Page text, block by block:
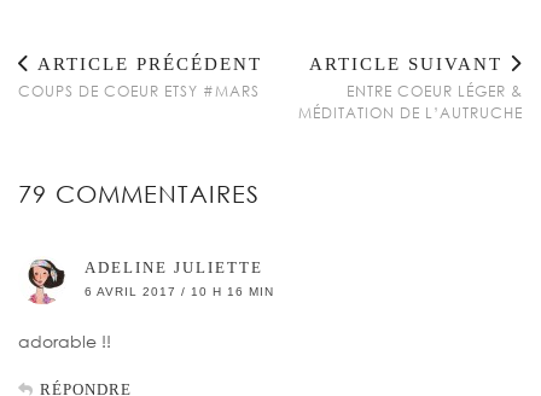
ARTICLE PRÉCÉDENT
COUPS DE COEUR ETSY #MARS
ARTICLE SUIVANT
ENTRE COEUR LÉGER &
MÉDITATION DE L’AUTRUCHE
79 COMMENTAIRES
ADELINE JULIETTE
6 AVRIL 2017 / 10 H 16 MIN
adorable !!
RÉPONDRE